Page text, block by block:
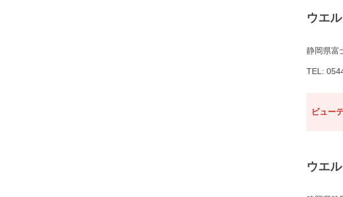
ウエ
静岡県富
TEL:
ビュー
ウエ